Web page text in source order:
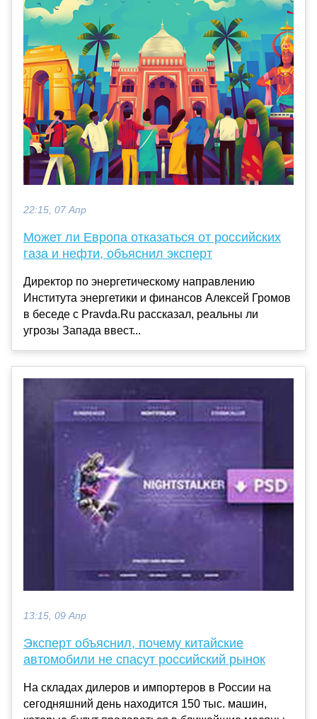
22:15, 07 Апр
Может ли Европа отказаться от российских
газа и нефти, объяснил эксперт
Директор по энергетическому направлению
Института энергетики и финансов Алексей Громов
в беседе с Pravda.Ru рассказал, реальны ли
угрозы Запада ввест...
13:15, 09 Апр
Эксперт объяснил, почему китайские
автомобили не спасут российский рынок
На складах дилеров и импортеров в России на
сегодняшний день находится 150 тыс. машин,